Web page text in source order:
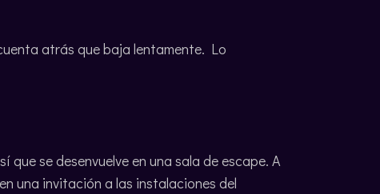
atrás que baja lentamente. Lo
se desenvuelve en una sala de escape. A
una invitación a las instalaciones del